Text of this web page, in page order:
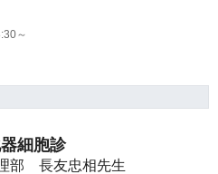
～
細胞診
部 長友忠相先生